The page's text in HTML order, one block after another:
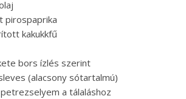
pirospaprika
kakukkfű
bors ízlés szerint
(alacsony sótartalmú)
a tálaláshoz